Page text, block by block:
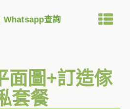
Whatsapp查詢
面圖+訂造傢
套餐